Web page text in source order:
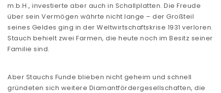
m.b.H., investierte aber auch in Schallplatten. Die Freude
über sein Vermögen währte nicht lange – der Großteil
seines Geldes ging in der Weltwirtschaftskrise 1931 verloren.
Stauch behielt zwei Farmen, die heute noch im Besitz seiner
Familie sind.
Aber Stauchs Funde blieben nicht geheim und schnell
gründeten sich weitere Diamantfördergesellschaften, die